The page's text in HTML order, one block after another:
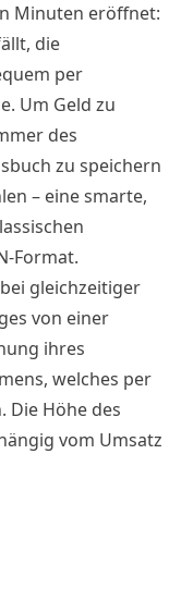
Minuten eröffnet:
die
per
Um Geld zu
des
zu speichern
– eine smarte,
Format.
gleichzeitiger
von einer
ihres
welches per
Die Höhe des
vom Umsatz